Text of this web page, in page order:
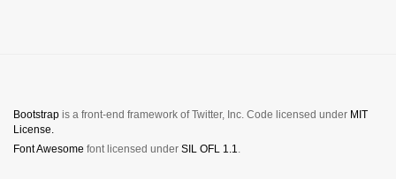
Bootstrap is a front-end framework of Twitter, Inc. Code licensed under MIT
License.
Font Awesome font licensed under SIL OFL 1.1.